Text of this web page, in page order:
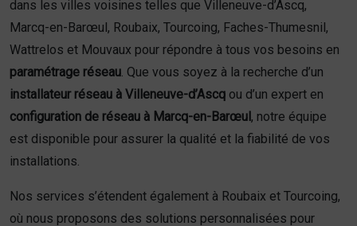
dans les villes voisines telles que Villeneuve-d’Ascq,
Marcq-en-Barœul, Roubaix, Tourcoing, Faches-Thumesnil,
Wattrelos et Mouvaux pour répondre à tous vos besoins en
paramétrage réseau . Que vous soyez à la recherche d’un
installateur réseau à Villeneuve-d’Ascq ou d’un expert en
configuration de réseau à Marcq-en-Barœul , notre équipe
est disponible pour assurer la qualité et la fiabilité de vos
installations.
Nos services s’étendent également à Roubaix et Tourcoing,
où nous proposons des solutions personnalisées pour